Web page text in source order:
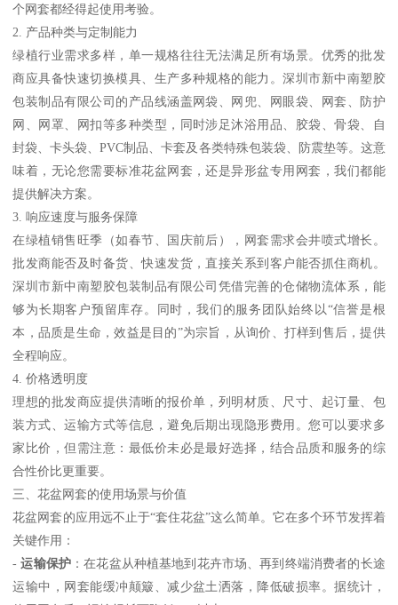
个网套都经得起使用考验。
2. 产品种类与定制能力
绿植行业需求多样，单一规格往往无法满足所有场景。优秀的批发
商应具备快速切换模具、生产多种规格的能力。深圳市新中南塑胶
包装制品有限公司的产品线涵盖网袋、网兜、网眼袋、网套、防护
网、网罩、网扣等多种类型，同时涉足沐浴用品、胶袋、骨袋、自
封袋、卡头袋、PVC制品、卡套及各类特殊包装袋、防震垫等。这意
味着，无论您需要标准花盆网套，还是异形盆专用网套，我们都能
提供解决方案。
3. 响应速度与服务保障
在绿植销售旺季（如春节、国庆前后），网套需求会井喷式增长。
批发商能否及时备货、快速发货，直接关系到客户能否抓住商机。
深圳市新中南塑胶包装制品有限公司凭借完善的仓储物流体系，能
够为长期客户预留库存。同时，我们的服务团队始终以“信誉是根
本，品质是生命，效益是目的”为宗旨，从询价、打样到售后，提供
全程响应。
4. 价格透明度
理想的批发商应提供清晰的报价单，列明材质、尺寸、起订量、包
装方式、运输方式等信息，避免后期出现隐形费用。您可以要求多
家比价，但需注意：最低价未必是最好选择，结合品质和服务的综
合性价比更重要。
三、花盆网套的使用场景与价值
花盆网套的应用远不止于“套住花盆”这么简单。它在多个环节发挥着
关键作用：
-运输保护 ：在花盆从种植基地到花卉市场、再到终端消费者的长途
运输中，网套能缓冲颠簸、减少盆土洒落，降低破损率。据统计，